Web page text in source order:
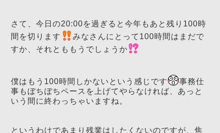
さて、今日の20:00を過ぎると今年もあと残り100時
間を切ります
みなさんにとって100時間はまだで
すか、それとももうでしょうか
僕はもう100時間しかないという感じです
事務仕
事もぼちぼちペースを上げてやらなければ、あっと
いう間に終わっちゃいますね。
というわけであまり残業はしたくないのですが、焦